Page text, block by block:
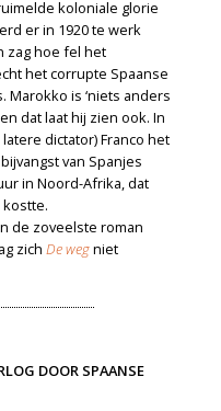
koloniale glorie
er in 1920 te werk
zag hoe fel het
het corrupte Spaanse
Marokko is ‘niets anders
dat laat hij zien ook. In
dictator) Franco het
van Spanjes
in Noord-Afrika, dat
de zoveelste roman
zich De wegniet
DOOR SPAANSE